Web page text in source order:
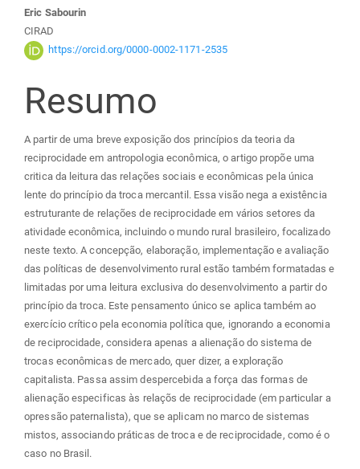
Conteúdo
do
artigo
principal
Eric Sabourin
CIRAD
https://orcid.org/0000-0002-1171-2535
Resumo
A partir de uma breve exposição dos princípios da teoria da
reciprocidade em antropologia econômica, o artigo propõe uma
critica da leitura das relações sociais e econômicas pela única
lente do princípio da troca mercantil. Essa visão nega a existência
estruturante de relações de reciprocidade em vários setores da
atividade econômica, incluindo o mundo rural brasileiro, focalizado
neste texto. A concepção, elaboração, implementação e avaliação
das políticas de desenvolvimento rural estão também formatadas e
limitadas por uma leitura exclusiva do desenvolvimento a partir do
princípio da troca. Este pensamento único se aplica também ao
exercício crítico pela economia política que, ignorando a economia
de reciprocidade, considera apenas a alienação do sistema de
trocas econômicas de mercado, quer dizer, a exploração
capitalista. Passa assim despercebida a força das formas de
alienação especificas às relaçõs de reciprocidade (em particular a
opressão paternalista), que se aplicam no marco de sistemas
mistos, associando práticas de troca e de reciprocidade, como é o
caso no Brasil.